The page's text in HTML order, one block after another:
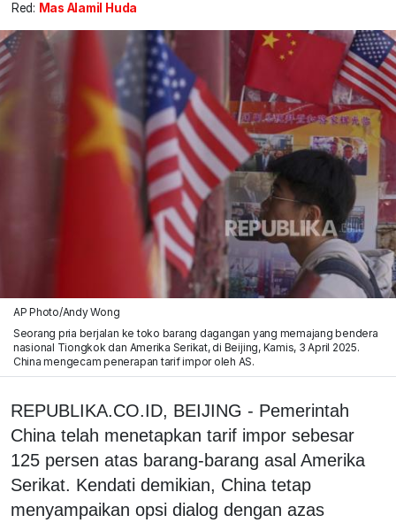
Red: Mas Alamil Huda
AP Photo/Andy Wong
Seorang pria berjalan ke toko barang dagangan yang memajang bendera
nasional Tiongkok dan Amerika Serikat, di Beijing, Kamis, 3 April 2025.
China mengecam penerapan tarif impor oleh AS.
REPUBLIKA.CO.ID, BEIJING - Pemerintah
China telah menetapkan tarif impor sebesar
125 persen atas barang-barang asal Amerika
Serikat. Kendati demikian, China tetap
menyampaikan opsi dialog dengan azas